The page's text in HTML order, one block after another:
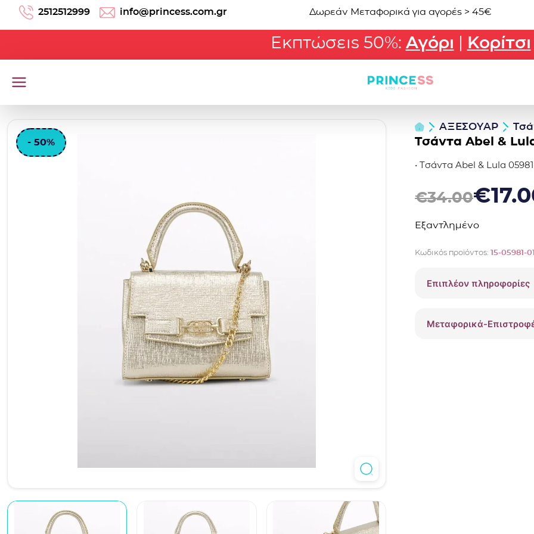
Μετάβαση στο περιεχόμενο
2512512999 info@princess.com.gr Δωρεάν Μεταφορικά για αγορές > 45€
Εκπτώσεις 50%: Αγόρι | Κορίτσι
- 50%
ΑΞΕΣΟΥΑΡ
Τσάντα Abel &
• Τσάντα Abel & Lula
€34.00
Original price was:
€
Η τρέχουσα τιμή είναι:
Εξαντλημένο
Κωδικός προϊόντος: 15-05981-
Επιπλέον πληροφορίες
Μεταφορικά-